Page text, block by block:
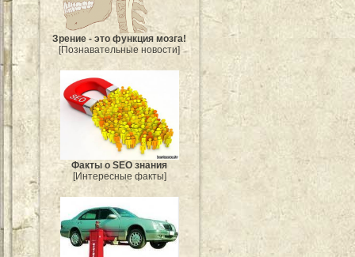
Зрение - это функция мозга!
[Познавательные новости]
Факты о SEO знания
[Интересные факты]